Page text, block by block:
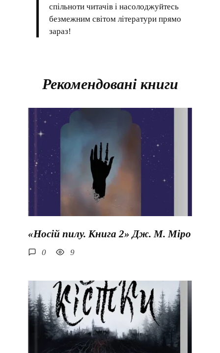
спільноти читачів і насолоджуйтесь
безмежним світом літератури прямо
зараз!
Рекомендовані книги
«Носій пилу. Книга 2» Дж. М. Міро
0 9